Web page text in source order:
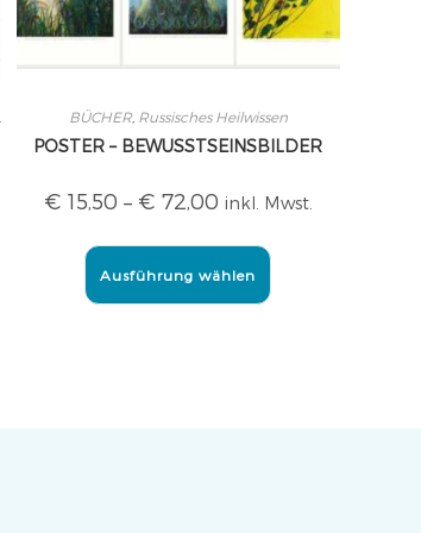
BÜCHER, Russisches Heilwissen
POSTER – BEWUSSTSEINSBILDER
€ 15,50 – € 72,00 inkl. Mwst.
Ausführung wählen